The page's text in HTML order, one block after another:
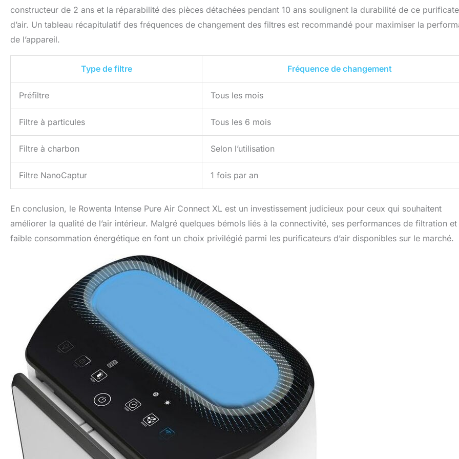
constructeur de 2 ans et la réparabilité des pièces détachées pendant 10 ans soulignent la durabilité de ce
d’air. Un tableau récapitulatif des fréquences de changement des filtres est recommandé pour maximiser la
de l’appareil.
Type de filtre Fréquence de changement
Préfiltre Tous les mois
Filtre à particules Tous les 6 mois
Filtre à charbon Selon l’utilisation
Filtre NanoCaptur 1 fois par an
En conclusion, le Rowenta Intense Pure Air Connect XL est un investissement judicieux pour ceux qui souhaitent
améliorer la qualité de l’air intérieur. Malgré quelques bémols liés à la connectivité, ses performances de filtration et
faible consommation énergétique en font un choix privilégié parmi les purificateurs d’air disponibles sur le marché.